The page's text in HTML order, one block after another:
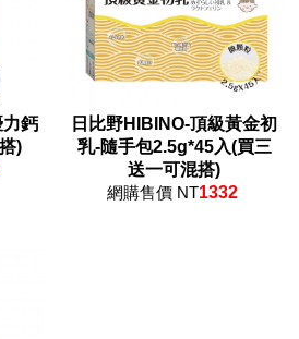
力鈣
)
日比野HIBINO-頂級黃金初
乳-隨手包2.5g*45入(買三
送一可混搭)
網購售價 NT1332